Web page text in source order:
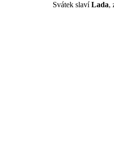
Svátek slavíLada,